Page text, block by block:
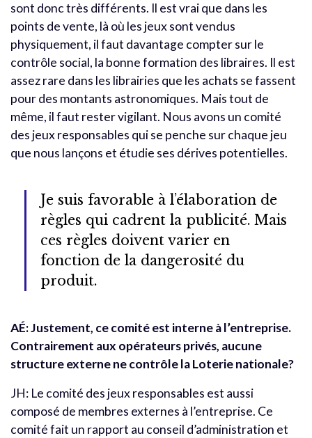
sont donc très différents. Il est vrai que dans les
points de vente, là où les jeux sont vendus
physiquement, il faut davantage compter sur le
contrôle social, la bonne formation des libraires. Il est
assez rare dans les librairies que les achats se fassent
pour des montants astronomiques. Mais tout de
même, il faut rester vigilant. Nous avons un comité
des jeux responsables qui se penche sur chaque jeu
que nous lançons et étudie ses dérives potentielles.
Je suis favorable à l’élaboration de
règles qui cadrent la publicité. Mais
ces règles doivent varier en
fonction de la dangerosité du
produit.
AÉ: Justement, ce comité est interne à l’entreprise.
Contrairement aux opérateurs privés, aucune
structure externe ne contrôle la Loterie nationale?
JH: Le comité des jeux responsables est aussi
composé de membres externes à l’entreprise. Ce
comité fait un rapport au conseil d’administration et